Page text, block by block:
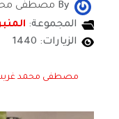
By مصطفى
المجموعة:
الزيارات: 1440
مصطفى محمد